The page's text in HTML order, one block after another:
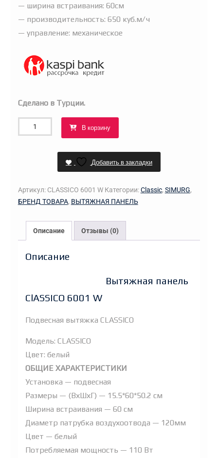
— ширина встраивания: 60см
— производительность: 650 куб.м/ч
— управление: механическое
Сделано в Турции.
Количество
товара
(белая)
В корзину
Добавить в закладки
Артикул: CLASSICO 6001 W Категории:Classic, SIMURG,
БРЕНД ТОВАРА, ВЫТЯЖНАЯ ПАНЕЛЬ
Описание Отзывы (0)
Описание
Вытяжная панель
ClASSICO 6001 W
Подвесная вытяжка CLASSICO
Модель: CLASSICO
Цвет: белый
ОБЩИЕ ХАРАКТЕРИСТИКИ
Установка — подвесная
Размеры — (ВхШхГ) — 15.5*60*50.2 см
Ширина встраивания — 60 см
Диаметр патрубка воздухоотвода — 120мм
Цвет — белый
Потребляемая мощность — 110 Вт